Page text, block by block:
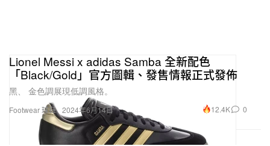
Footwear 球鞋
Lionel Messi x adidas Samba 全新配色
「Black/Gold」官方圖輯、發售情報正式發佈
黑、 金色調展現低調風格。
2024年6月14日 12.4K 0